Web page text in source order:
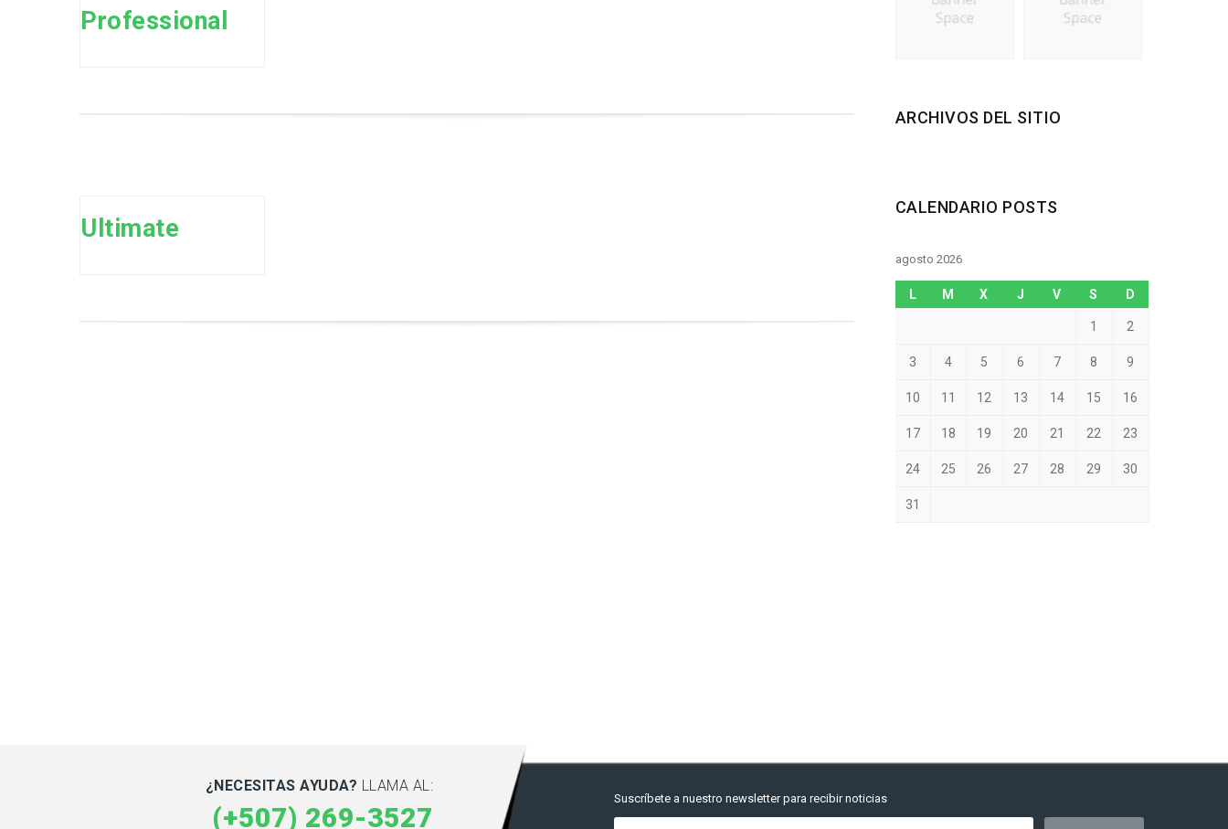
Professional
Ultimate
ARCHIVOS DEL SITIO
CALENDARIO POSTS
agosto 2026
L M X J V S D
1 2
3 4 5 6 7 8 9
10 11 12 13 14 15 16
17 18 19 20 21 22 23
24 25 26 27 28 29 30
31
¿NECESITAS AYUDA? LLAMA AL:
(+507) 269-3527
Suscríbete a nuestro newsletter para recibir noticias